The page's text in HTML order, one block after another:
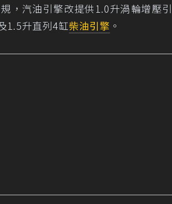
，汽油引擎改提供1.0升渦輪增壓引
1.5升直列4缸柴油引擎 。